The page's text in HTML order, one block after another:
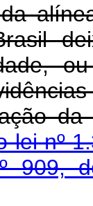
lei nº
909,